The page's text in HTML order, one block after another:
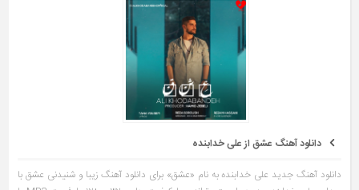
دانلود آهنگ عشق از علی خدابنده
دانلود آهنگ جدید علی خدابنده به نام «عشق» برای دانلود آهنگ زیبا و شنیدنی عشق با